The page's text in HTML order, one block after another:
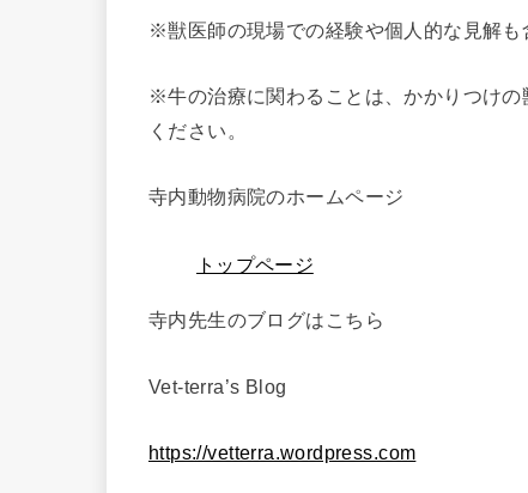
※獣医師の現場での経験や個人的な見解も
※牛の治療に関わることは、かかりつけ
ください。
寺内動物病院のホームページ
トップページ
寺内先生のブログはこちら
Vet-terra’s Blog ⁠
https://vetterra.wordpress.com